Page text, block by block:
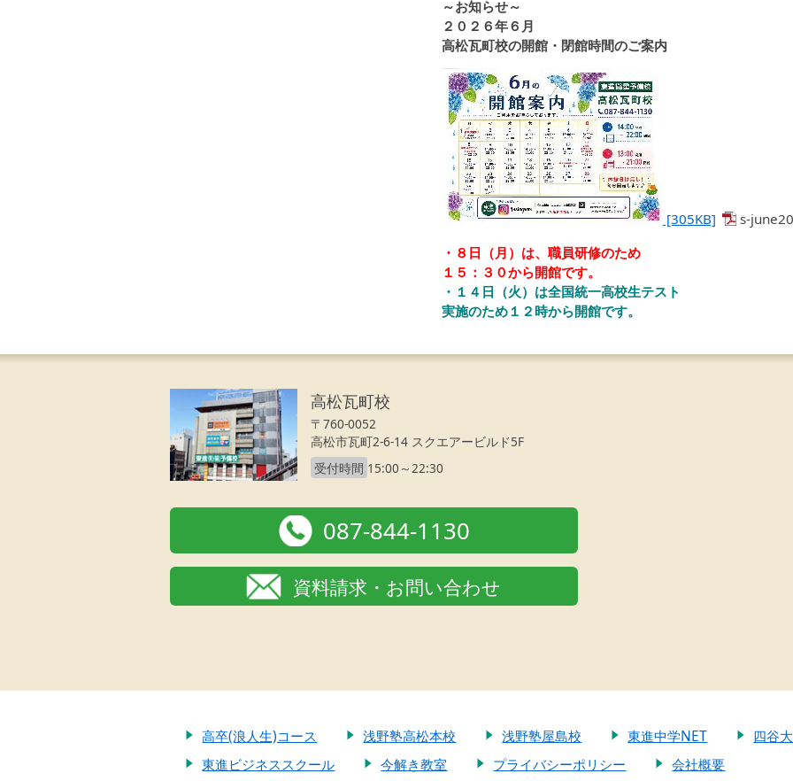
～お知らせ～
２０２６年６月
高松瓦町校の開館・閉館時間のご案内
[305KB]
s-
・８日（月）は、職員研修のため
１５：３０から開館です。
・１４日（火）は全国統一高校生テスト
実施のため１２時から開館です。
高松瓦町校
〒760-0052
高松市瓦町2-6-14 スクエアービルド5F
受付時間 15:00～22:30
087-844-1130
資料請求・お問い合わせ
高卒(浪人生)コース 浅野塾高松本校 浅野塾屋島校 東進中学NET
四谷
東進ビジネススクール
今解き教室 プライバシーポリシー 会社概要